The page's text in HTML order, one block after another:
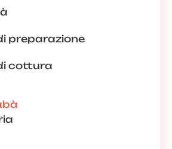
preparazione
cottura